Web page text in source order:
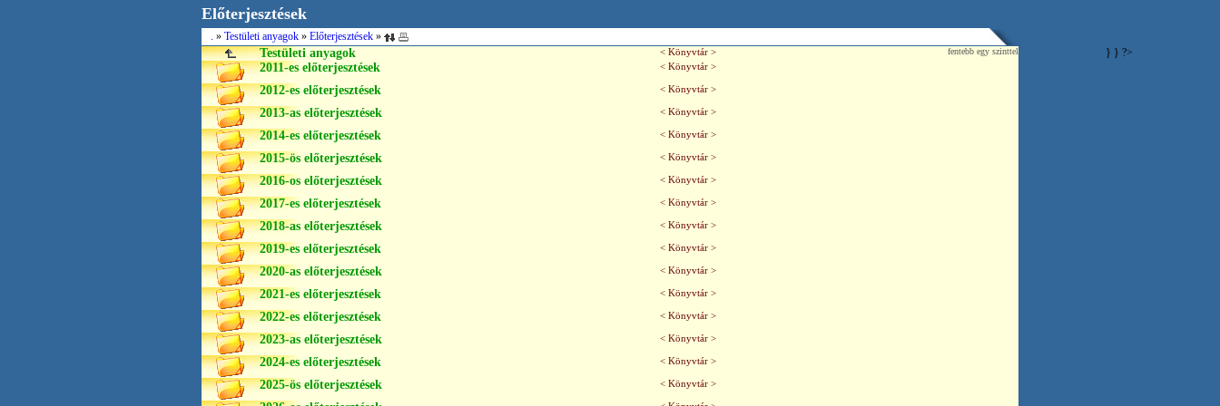
Előterjesztések
. » Testületi anyagok » Előterjesztések »
Testületi anyagok < Könyvtár > fentebb egy szinttel
2011-es előterjesztések < Könyvtár >
2012-es előterjesztések < Könyvtár >
2013-as előterjesztések < Könyvtár >
2014-es előterjesztések < Könyvtár >
2015-ös előterjesztések < Könyvtár >
2016-os előterjesztések < Könyvtár >
2017-es előterjesztések < Könyvtár >
2018-as előterjesztések < Könyvtár >
2019-es előterjesztések < Könyvtár >
2020-as előterjesztések < Könyvtár >
2021-es előterjesztések < Könyvtár >
2022-es előterjesztések < Könyvtár >
2023-as előterjesztések < Könyvtár >
2024-es előterjesztések < Könyvtár >
2025-ös előterjesztések < Könyvtár >
} } ?>